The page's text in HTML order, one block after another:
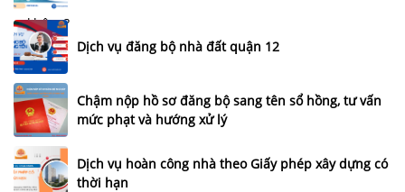
Dịch vụ đăng bộ nhà đất quận 12
Chậm nộp hồ sơ đăng bộ sang tên sổ hồng, tư vấn
mức phạt và hướng xử lý
Dịch vụ hoàn công nhà theo Giấy phép xây dựng có
thời hạn